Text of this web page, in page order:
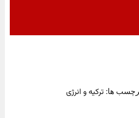
ها:ترکیه و انرژی